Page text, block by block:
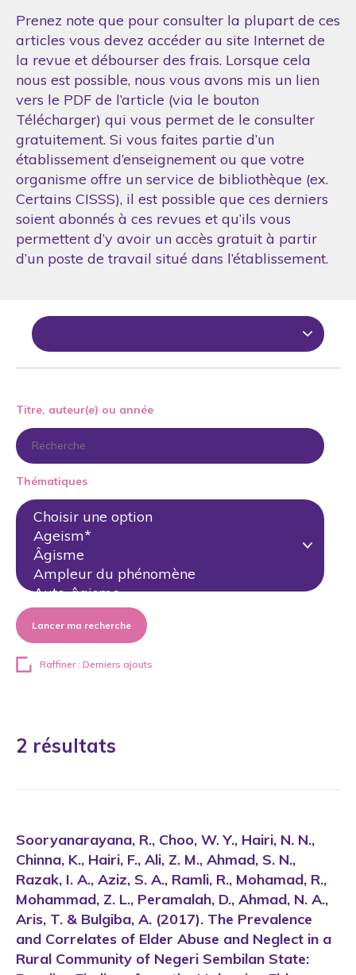
Prenez note que pour consulter la plupart de ces
articles vous devez accéder au site Internet de
la revue et débourser des frais. Lorsque cela
nous est possible, nous vous avons mis un lien
vers le PDF de l’article (via le bouton
Télécharger) qui vous permet de le consulter
gratuitement. Si vous faites partie d’un
établissement d’enseignement ou que votre
organisme offre un service de bibliothèque (ex.
Certains CISSS), il est possible que ces derniers
soient abonnés à ces revues et qu’ils vous
permettent d’y avoir un accès gratuit à partir
d’un poste de travail situé dans l’établissement.
Titre, auteur(e) ou année
Thématiques
Lancer ma recherche
Raffiner : Derniers ajouts
2 résultats
Sooryanarayana, R., Choo, W. Y., Hairi, N. N.,
Chinna, K., Hairi, F., Ali, Z. M., Ahmad, S. N.,
Razak, I. A., Aziz, S. A., Ramli, R., Mohamad, R.,
Mohammad, Z. L., Peramalah, D., Ahmad, N. A.,
Aris, T. & Bulgiba, A. (2017). The Prevalence
and Correlates of Elder Abuse and Neglect in a
Rural Community of Negeri Sembilan State: